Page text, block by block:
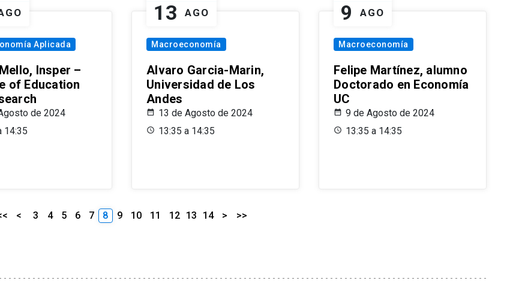
Aplicada
Insper –
of Education
de 2024
14:35
13 AGO
Macroeconomía
Alvaro Garcia-Marin,
Universidad de Los
Andes
13 de Agosto de 2024
13:35 a 14:35
9 AGO
Macroeconomía
Felipe Martínez, alumno
Doctorado en Economía
UC
9 de Agosto de 2024
13:35 a 14:35
< 3 4 5 6 7 8 9 10 11 12 13 14 > >>